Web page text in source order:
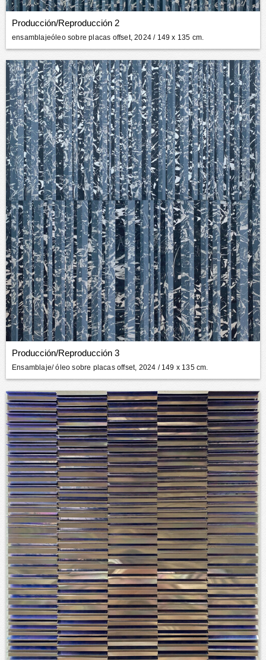
Producción/Reproducción 2
ensamblajeóleo sobre placas offset, 2024 / 149 x 135 cm.
Producción/Reproducción 3
Ensamblaje/ óleo sobre placas offset, 2024 / 149 x 135 cm.